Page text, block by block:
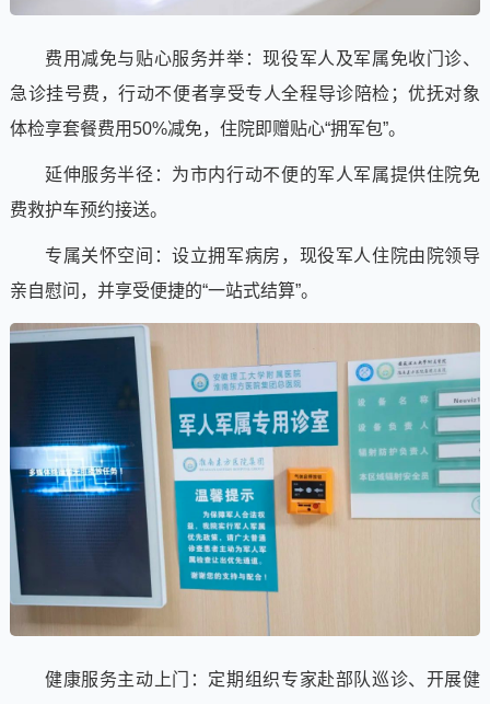
费用减免与贴心服务并举：现役军人及军属免收门诊、
急诊挂号费，行动不便者享受专人全程导诊陪检；优抚对象
体检享套餐费用50%减免，住院即赠贴心“拥军包”。
延伸服务半径：为市内行动不便的军人军属提供住院免
费救护车预约接送。
专属关怀空间：设立拥军病房，现役军人住院由院领导
亲自慰问，并享受便捷的“一站式结算”。
健康服务主动上门：定期组织专家赴部队巡诊、开展健